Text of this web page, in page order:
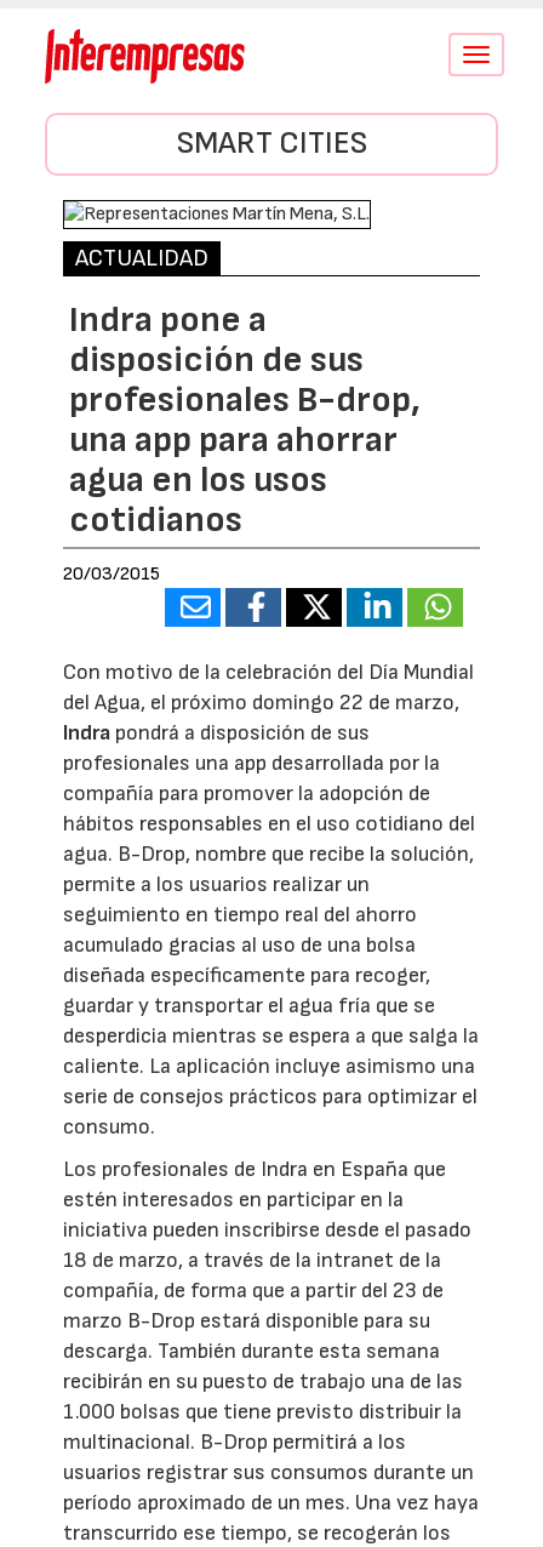
Conmutar
SMART CITIES
ACTUALIDAD
Indra pone a
disposición de sus
profesionales B-drop,
una app para ahorrar
agua en los usos
cotidianos
20/03/2015
Con motivo de la celebración del Día Mundial
del Agua, el próximo domingo 22 de marzo,
Indra pondrá a disposición de sus
profesionales una app desarrollada por la
compañía para promover la adopción de
hábitos responsables en el uso cotidiano del
agua. B-Drop, nombre que recibe la solución,
permite a los usuarios realizar un
seguimiento en tiempo real del ahorro
acumulado gracias al uso de una bolsa
diseñada específicamente para recoger,
guardar y transportar el agua fría que se
desperdicia mientras se espera a que salga la
caliente. La aplicación incluye asimismo una
serie de consejos prácticos para optimizar el
consumo.
Los profesionales de Indra en España que
estén interesados en participar en la
iniciativa pueden inscribirse desde el pasado
18 de marzo, a través de la intranet de la
compañía, de forma que a partir del 23 de
marzo B-Drop estará disponible para su
descarga. También durante esta semana
recibirán en su puesto de trabajo una de las
1.000 bolsas que tiene previsto distribuir la
multinacional. B-Drop permitirá a los
usuarios registrar sus consumos durante un
período aproximado de un mes. Una vez haya
transcurrido ese tiempo, se recogerán los